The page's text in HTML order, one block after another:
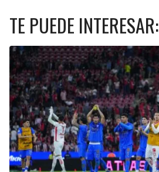
TE PUEDE INTERESAR: